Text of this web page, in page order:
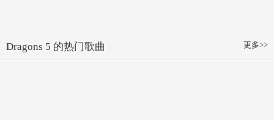
更多>>
Dragons 5 的热门歌曲